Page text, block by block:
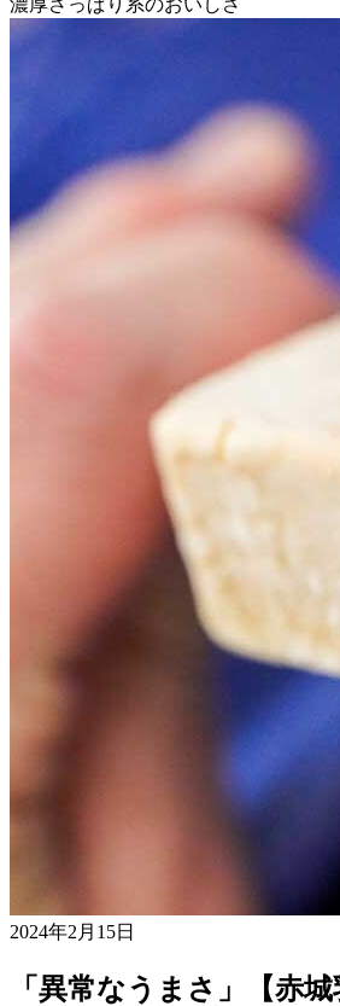
2024年2月15日
「異常なうまさ」【赤